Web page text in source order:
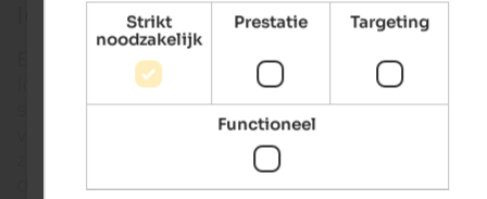
Iceman Ötzi
Een toevallige ontdekking tijdens een
in de Ötztaler Alpen bleek een archeologische
sensatie: de beroemde Ötzi werd in de Kopertijd
vermoord, lag vervolgens 5.300 jaar in het ijs en
zo bewaard als een gletsjermummie.
de Iceman te zien in het Archeologiemuseum van
Strikt
noodzakelijk
Prestatie Targeting
Functioneel